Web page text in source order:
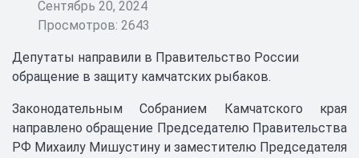
Сентябрь 20, 2024
Просмотров: 2643
Депутаты направили в Правительство России
обращение в защиту камчатских рыбаков.
Законодательным Собранием Камчатского края
направлено обращение Председателю Правительства
РФ Михаилу Мишустину и заместителю Председателя